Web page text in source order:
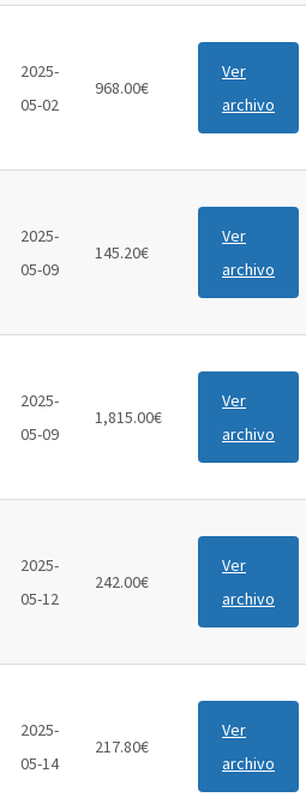
2025-
05-02
968.00€
Ver
archivo
2025-
05-09
145.20€
Ver
archivo
2025-
05-09
1,815.00€
Ver
archivo
2025-
05-12
242.00€
Ver
archivo
2025-
05-14
217.80€
Ver
archivo